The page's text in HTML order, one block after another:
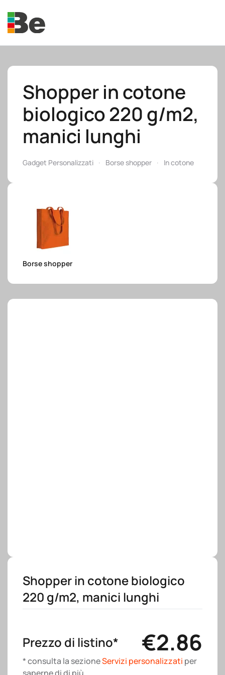
Skip to main content
Shopper in cotone
biologico 220 g/m2,
manici lunghi
Gadget Personalizzati Borse shopper In cotone
Borse shopper
Shopper in cotone biologico
220 g/m2, manici lunghi
Prezzo di listino* €2.86
* consulta la sezioneServizi personalizzati per